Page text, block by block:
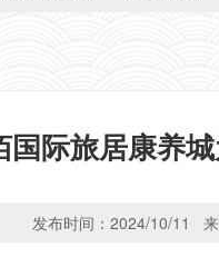
国际旅居康养
发布时间：2024/10/11